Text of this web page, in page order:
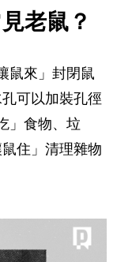
老鼠？
鼠來」封閉鼠
可以加裝孔徑
」食物、垃
住」清理雜物